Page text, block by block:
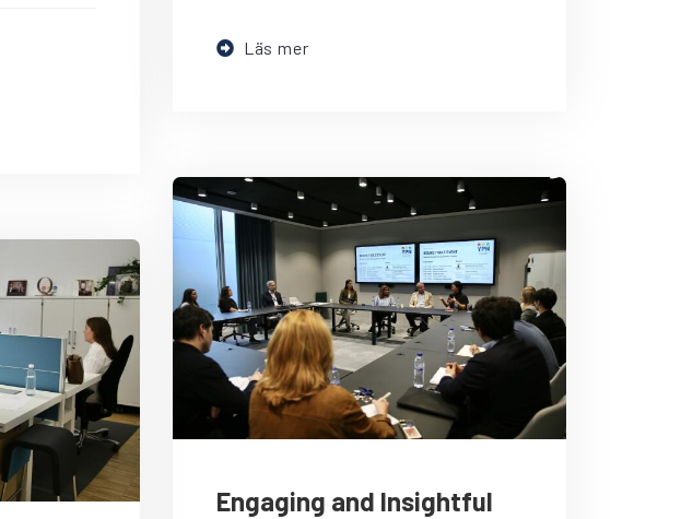
Läs mer
Engaging and Insightful